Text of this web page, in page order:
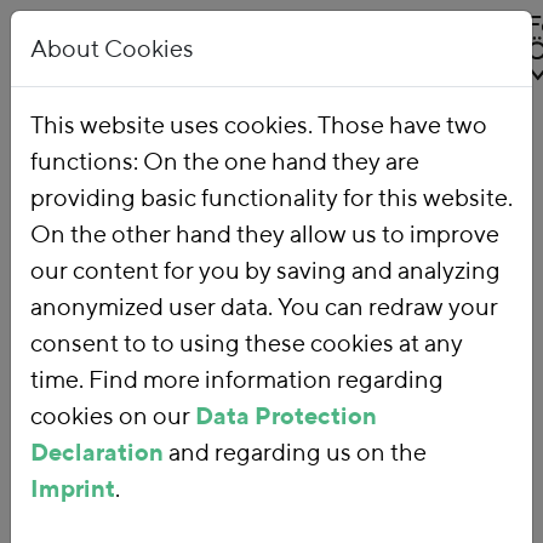
Our Work Topics Environmental Financial Reform
Environmental
Financial
Reform
About Cookies
This website uses cookies. Those have two
functions: On the one hand they are
providing basic functionality for this website.
On the other hand they allow us to improve
our content for you by saving and analyzing
anonymized user data. You can redraw your
consent to to using these cookies at any
time. Find more information regarding
cookies on our Data Protection
Declaration and regarding us on the
Imprint.